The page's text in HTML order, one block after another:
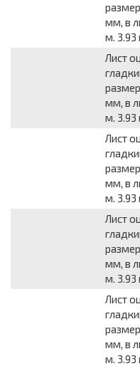
мм, в
м. 3.93
Лист
мм, в
м. 3.93
Лист
мм, в
м. 3.93
Лист
мм, в
м. 3.93
Лист
мм, в
м. 3.93